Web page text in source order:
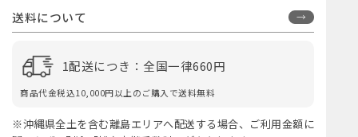
送料について
1配送につき：全国一律660円
商品代金税込10,000円以上のご購入で送料無料
※沖縄県全土を含む離島エリアへ配送する場合、ご利用金額に